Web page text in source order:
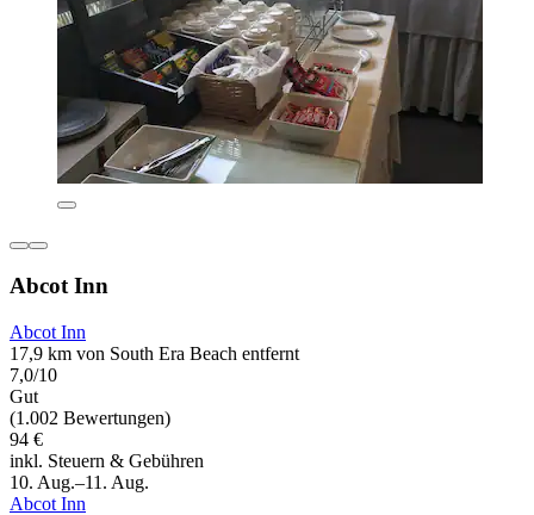
Abcot Inn
Abcot Inn
17,9 km von South Era Beach entfernt
7,0/10
Gut
(1.002 Bewertungen)
94 €
inkl. Steuern & Gebühren
10. Aug.–11. Aug.
Abcot Inn